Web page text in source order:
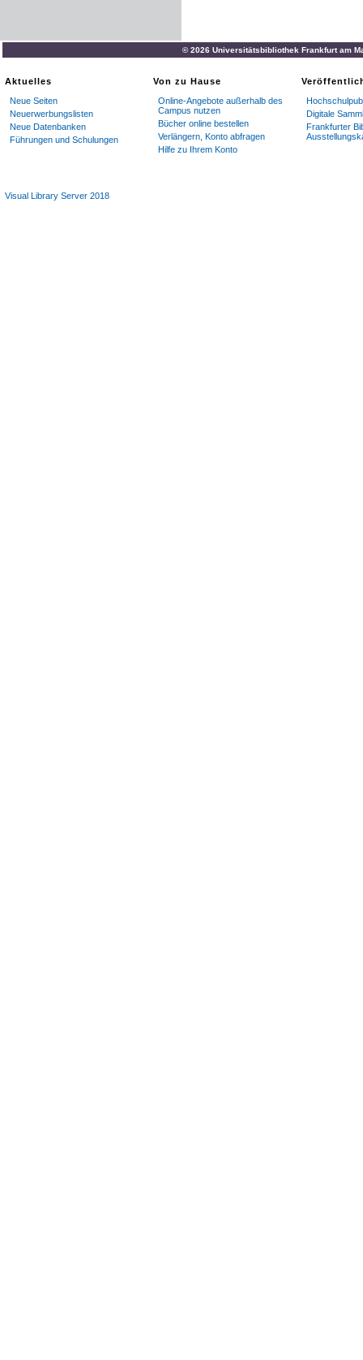
© 2026 Universitätsbibliothek Frankfurt am
Aktuelles
Neue Seiten
Neuerwerbungslisten
Neue Datenbanken
Führungen und Schulungen
Von zu Hause
Online-Angebote außerhalb des
Campus nutzen
Bücher online bestellen
Verlängern, Konto abfragen
Hilfe zu Ihrem Konto
Digitale
Frankfurter
Visual Library Server 2018